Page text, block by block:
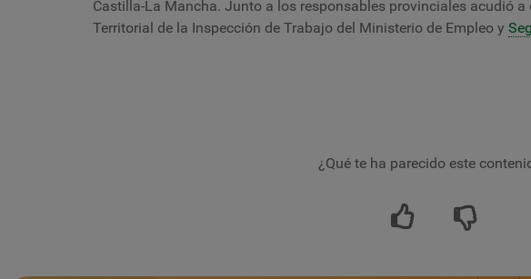
Castilla-La Mancha. Junto a los responsables provinciales acudió a
Territorial de la Inspección de Trabajo del Ministerio de Empleo y
¿Qué te ha parecido este